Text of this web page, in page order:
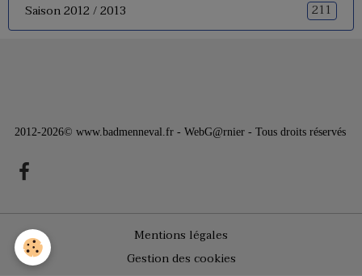
Saison 2012 / 2013 211
2012-2026© www.badmenneval.fr - WebG@rnier - Tous droits réservés
Mentions légales
Gestion des cookies